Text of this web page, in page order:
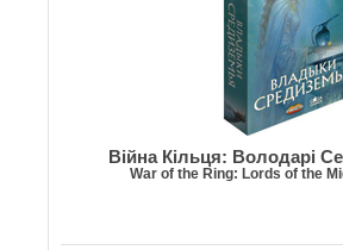
Війна Кільця: Володарі
War of the Ring: Lords of the